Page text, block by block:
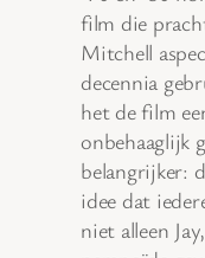
film die
Mitchell
decennia
het de film
onbehaaglijk
belangrijker:
idee dat
niet alleen